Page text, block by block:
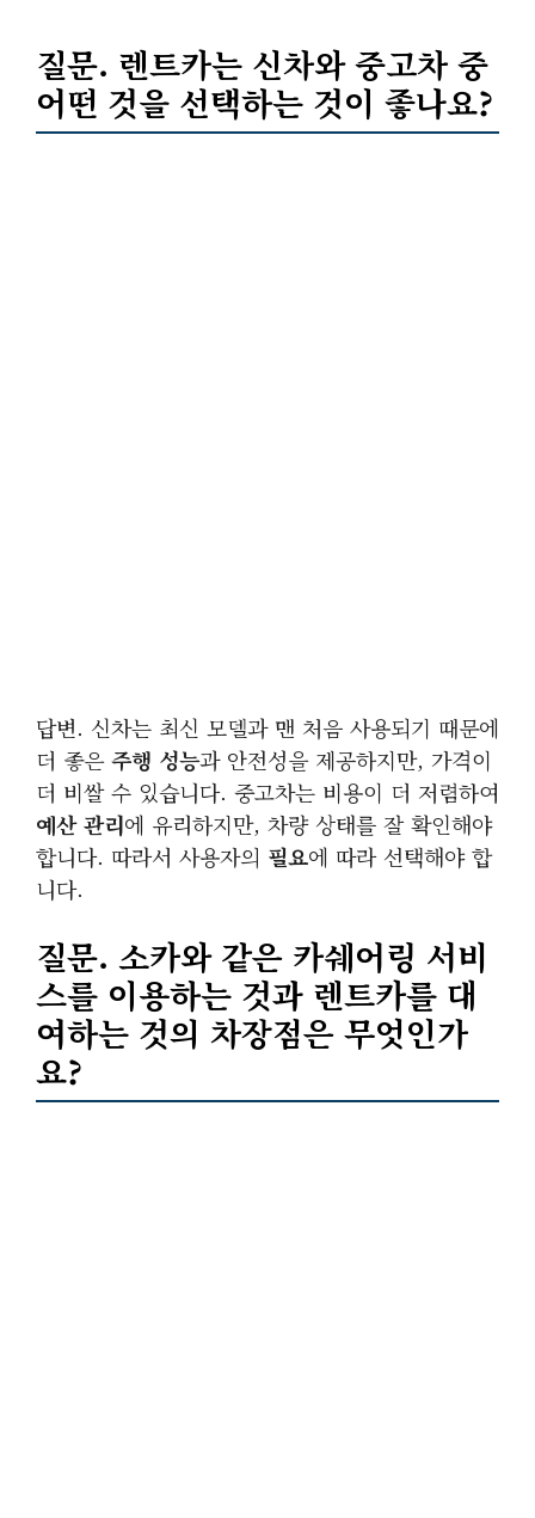
질문. 렌트카는 신차와 중고차 중
어떤 것을 선택하는 것이 좋나요?
답변. 신차는 최신 모델과 맨 처음 사용되기 때문에
더 좋은주행 성능과 안전성을 제공하지만, 가격이
더 비쌀 수 있습니다. 중고차는 비용이 더 저렴하여
예산 관리에 유리하지만, 차량 상태를 잘 확인해야
합니다. 따라서 사용자의 필요에 따라 선택해야 합
니다.
질문. 소카와 같은 카쉐어링 서비
스를 이용하는 것과 렌트카를 대
여하는 것의 차장점은 무엇인가
요?